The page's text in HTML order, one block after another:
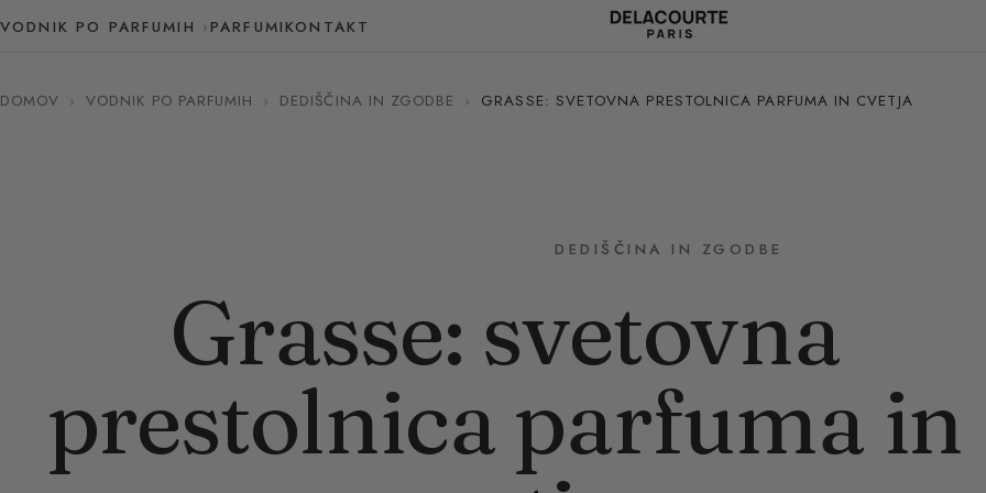
VODNIK PO PARFUMIH PARFUMIKONTAKT
DOMOV › VODNIK PO PARFUMIH › DEDIŠČINA IN ZGODBE › GRASSE: SVETOVNA PRESTOLNICA PARFUMA IN CVETJA
DEDIŠČINA IN ZGODBE
Grasse: svetovna
prestolnica parfuma in